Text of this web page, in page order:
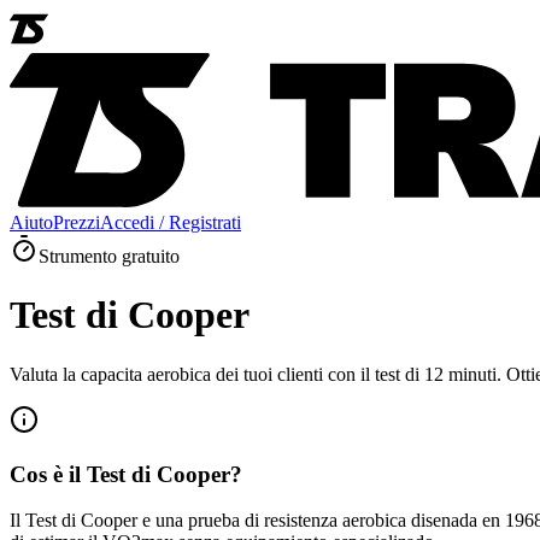
AiutoPrezziAccedi / Registrati
Strumento gratuito
Test di Cooper
Valuta la capacita aerobica dei tuoi clienti con il test di 12 minuti.
Cos è il Test di Cooper?
Il Test di Cooper e una prueba di resistenza aerobica disenada en